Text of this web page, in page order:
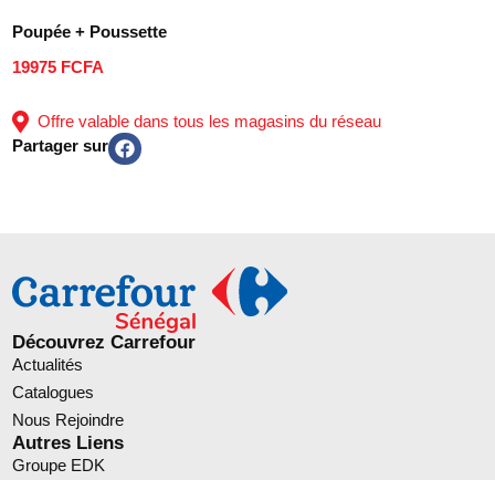
Poupée + Poussette
19975 FCFA
Offre valable dans tous les magasins du réseau
Partager sur
Découvrez Carrefour
Actualités
Catalogues
Nous Rejoindre
Autres Liens
Groupe EDK